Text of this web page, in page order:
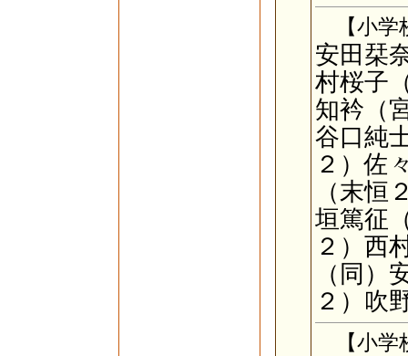
【小学
安田栞
村桜子
知衿（
谷口純
２）佐
（末恒
垣篤征
２）西
（同）
２）吹
【小学